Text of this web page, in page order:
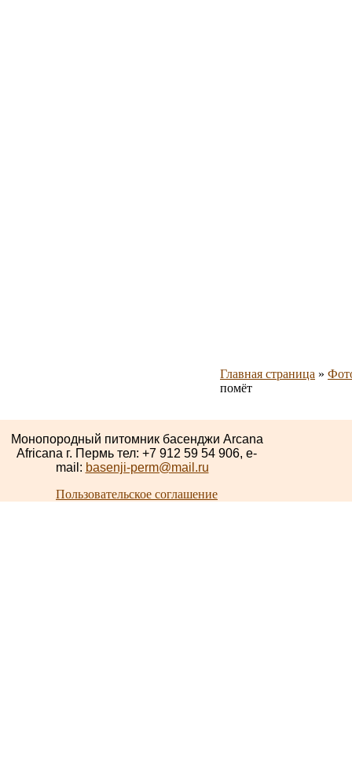
Главная страница »
помёт
Монопородный питомник басенджи Arcana
Africana г. Пермь тел: +7 912 59 54 906, e-
mail: basenji-perm@mail.ru
Пользовательское соглашение